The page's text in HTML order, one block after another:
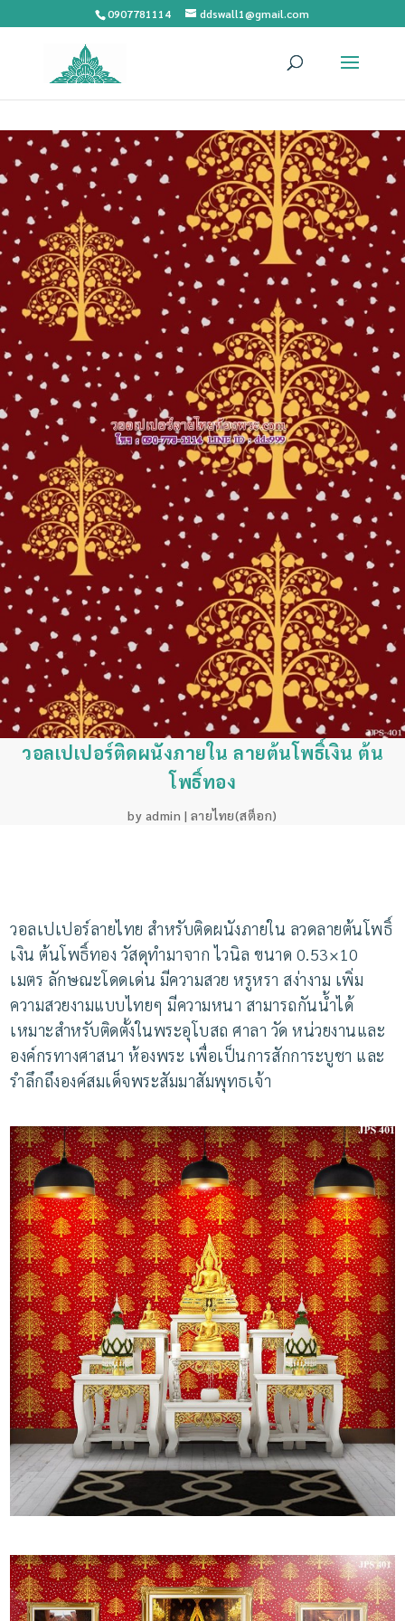
0907781114 ddswall1@gmail.com
วอลเปเปอร์ติดผนังภายใน ลายต้นโพธิ์เงิน ต้น
โพธิ์ทอง
by admin | ลายไทย(สต็อก)
วอลเปเปอร์ลายไทย สำหรับติดผนังภายใน ลวดลายต้นโพธิ์
เงิน ต้นโพธิ์ทอง วัสดุทำมาจาก ไวนิล ขนาด 0.53×10
เมตร ลักษณะโดดเด่น มีความสวย หรูหรา สง่างาม เพิ่ม
ความสวยงามแบบไทยๆ มีความหนา สามารถกันน้ำได้
เหมาะสำหรับติดตั้งในพระอุโบสถ ศาลา วัด หน่วยงานและ
องค์กรทางศาสนา ห้องพระ เพื่อเป็นการสักการะบูชา และ
รำลึกถึงองค์สมเด็จพระสัมมาสัมพุทธเจ้า